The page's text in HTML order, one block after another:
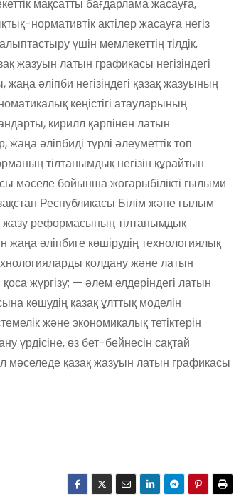
мақсатты бағдарлама жасауға,
нормативтік актілер жасауға негіз
үшін мемлекеттің тілдік,
жазуын латын графикасы негізіндегі
әліпби негізіндегі қазақ жазуының
кеңістігі атауларының
кирилл қарпінен латын
әліпбиді түрлі әлеуметтік топ
тілтанымдық негізін құрайтын
мәселе бойынша жоғарыбілікті ғылыми
Республикасы Білім және ғылым
жазу реформасының тілтанымдық
жаңа әліпбиге көшірудің технологиялық
қолдану және латын
қоса жүргізу; — әлем елдеріндегі латын
көшудің қазақ ұлттық моделін
және экономикалық тетіктерін
өз бет-бейнесін сақтай
қазақ жазуын латын графикасы